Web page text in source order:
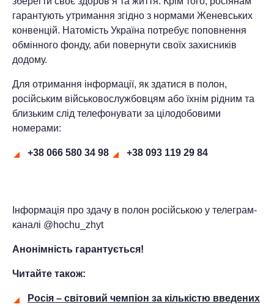
гарантують утримання згідно з нормами Женевських
конвенцій. Натомість Україна потребує поповнення
обмінного фонду, аби повернути своїх захисників
додому.
Для отримання інформації, як здатися в полон,
російським військовослужбовцям або їхнім рідним та
близьким слід телефонувати за цілодобовими
номерами:
+38 066 580 34 98 +38 093 119 29 84
Інформація про здачу в полон російською у телеграм-
каналі @hochu_zhyt
Анонімність гарантується!
Читайте також:
Росія – світовий чемпіон за кількістю введених